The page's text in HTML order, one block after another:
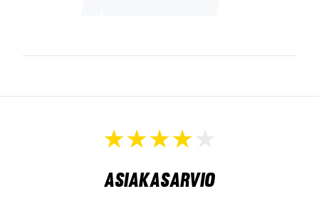
Asiakasarvio